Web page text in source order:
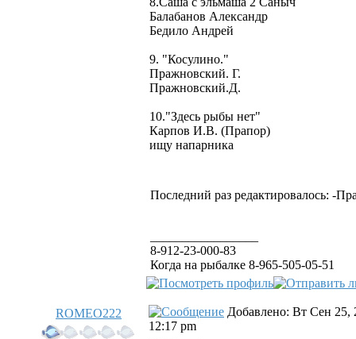
Балабанов Александр
Бедило Андрей
9. "Косулино."
Пражновский. Г.
Пражновский.Д.
10."Здесь рыбы нет"
Карпов И.В. (Прапор)
ищу напарника
Последний раз редактировалось: -
8-912-23-000-83
Когда на рыбалке 8-965-505-05-51
ROMEO222
Добавлено: Вт Сен 25,
12:17 pm